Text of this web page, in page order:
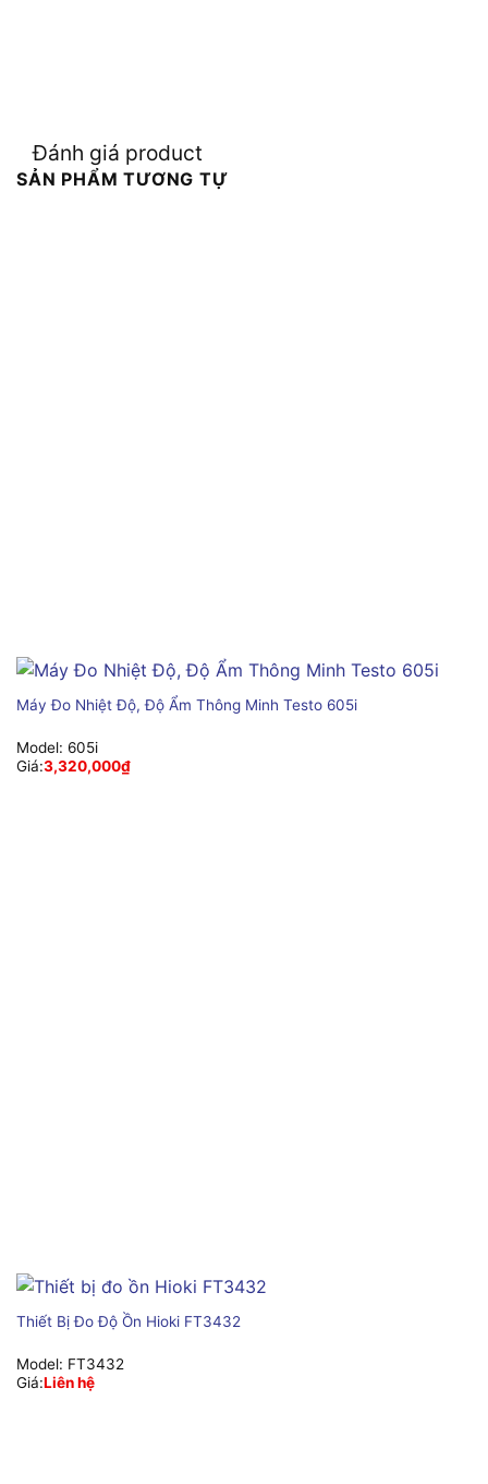
Đánh giá product
SẢN PHẨM TƯƠNG TỰ
Máy Đo Nhiệt Độ, Độ Ẩm Thông Minh Testo 605i
Model: 605i
Giá:3,320,000₫
Thiết Bị Đo Độ Ồn Hioki FT3432
Model: FT3432
Giá:Liên hệ